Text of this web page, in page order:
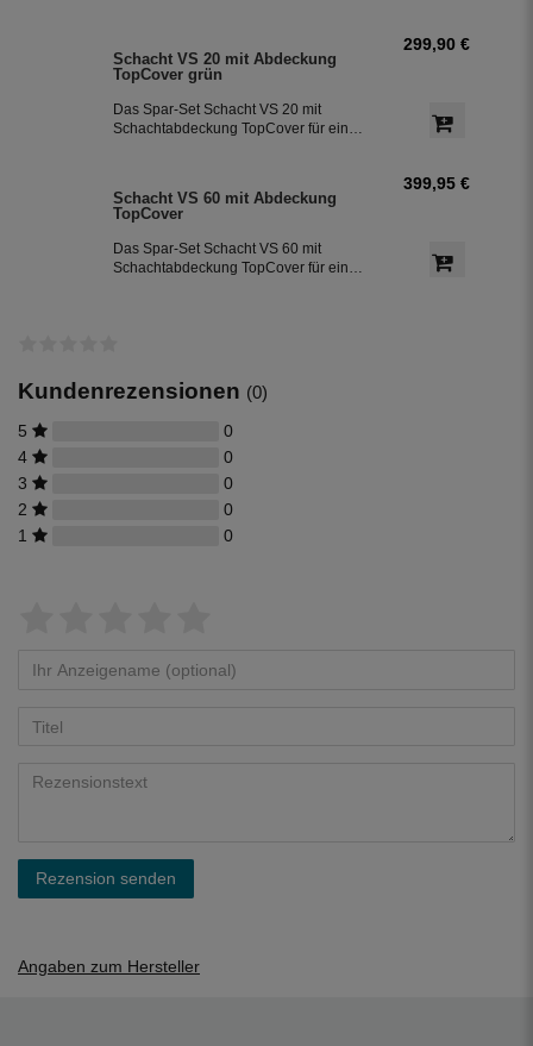
Schacht VS 20 mit Abdeckung
TopCover grün
Das Spar-Set Schacht VS 20 mit
Schachtabdeckung TopCover für eine
299,90 €
Schacht VS 60 mit Abdeckung
TopCover
Das Spar-Set Schacht VS 60 mit
Schachtabdeckung TopCover für eine
399,95 €
Kundenrezensionen (0)
5
0
4
0
3
0
2
0
1
0
Rezension senden
Angaben zum Hersteller